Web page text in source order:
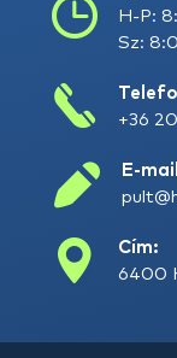
H-P:
Sz:
+36
E-
Cím:
6400